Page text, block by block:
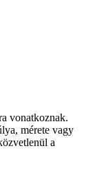
vonatkoznak.
mérete vagy
a